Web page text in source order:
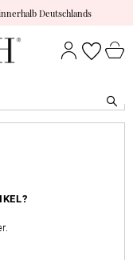
Deutschlands